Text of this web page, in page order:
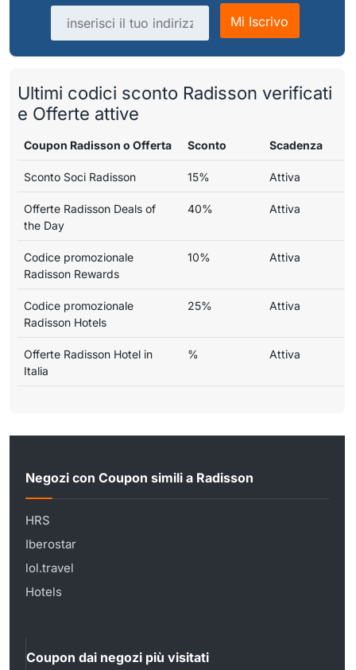
Indirizzo email
Mi Iscrivo
Ultimi codici sconto Radisson verificati
e Offerte attive
Coupon Radisson o Offerta Sconto Scadenza
Sconto Soci Radisson 15% Attiva
Offerte Radisson Deals of
the Day
40% Attiva
Codice promozionale
Radisson Rewards
10% Attiva
Codice promozionale
Radisson Hotels
25% Attiva
Offerte Radisson Hotel in
Italia
% Attiva
Negozi con Coupon simili a Radisson
HRS
Iberostar
lol.travel
Hotels
Coupon dai negozi più visitati